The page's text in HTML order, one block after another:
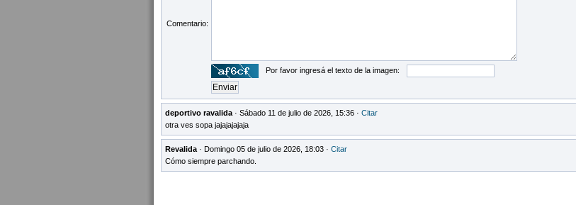
Comentario:
Por favor ingresá el texto de la imagen:
deportivo ravalida · Sábado 11 de julio de 2026, 15:36 · Citar
otra ves sopa jajajajajaja
Revalida · Domingo 05 de julio de 2026, 18:03 · Citar
Cómo siempre parchando.